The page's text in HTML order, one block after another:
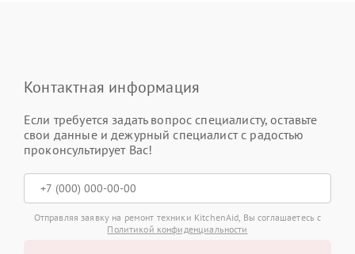
Контактная информация
Если требуется задать вопрос специалисту, оставьте
свои данные и дежурный специалист с радостью
проконсультирует Вас!
Отправляя заявку на ремонт техники KitchenAid, Вы соглашаетесь с
Политикой конфиденциальности